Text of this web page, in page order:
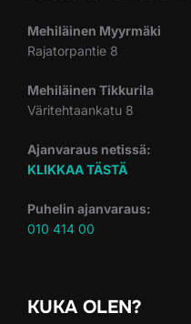
Mehiläinen Myyrmäki
Rajatorpantie 8
Mehiläinen Tikkurila
Väritehtaankatu 8
Ajanvaraus netissä:
KLIKKAA TÄSTÄ
Puhelin ajanvaraus:
010 414 00
KUKA OLEN?